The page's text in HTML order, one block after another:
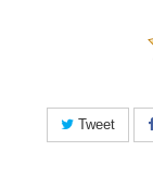
Tweet